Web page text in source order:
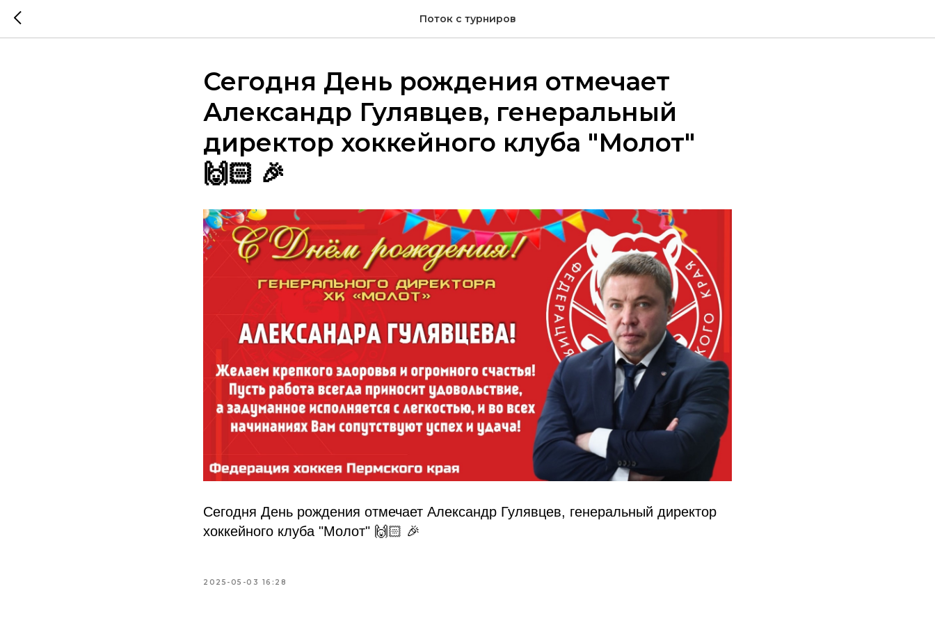
Поток с турниров
Сегодня День рождения отмечает
Александр Гулявцев, генеральный
директор хоккейного клуба "Молот"
🙌🏻 🎉
Сегодня День рождения отмечает Александр Гулявцев, генеральный директор
хоккейного клуба "Молот" 🙌🏻 🎉
2025-05-03 16:28